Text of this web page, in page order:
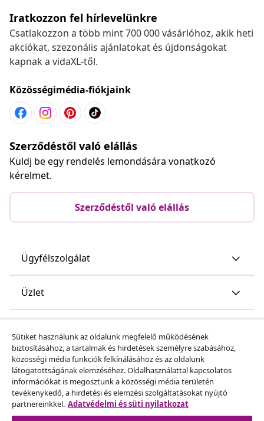
Iratkozzon fel hírlevelünkre
Csatlakozzon a több mint 700 000 vásárlóhoz, akik heti
akciókat, szezonális ajánlatokat és újdonságokat
kapnak a vidaXL-től.
Közösségimédia-fiókjaink
Szerződéstől való elállás
Küldj be egy rendelés lemondására vonatkozó
kérelmet.
Szerződéstől való elállás
Ügyfélszolgálat
Üzlet
Fedezz fel többet
Sütiket használunk az oldalunk megfelelő működésének
biztosításához, a tartalmak és hirdetések személyre szabásához,
közösségi média funkciók felkínálásához és az oldalunk
látogatottságának elemzéséhez. Oldalhasználattal kapcsolatos
információkat is megosztunk a közösségi média területén
tevékenykedő, a hirdetési és elemzési szolgáltatásokat nyújtó
partnereinkkel. Adatvédelmi és süti nyilatkozat